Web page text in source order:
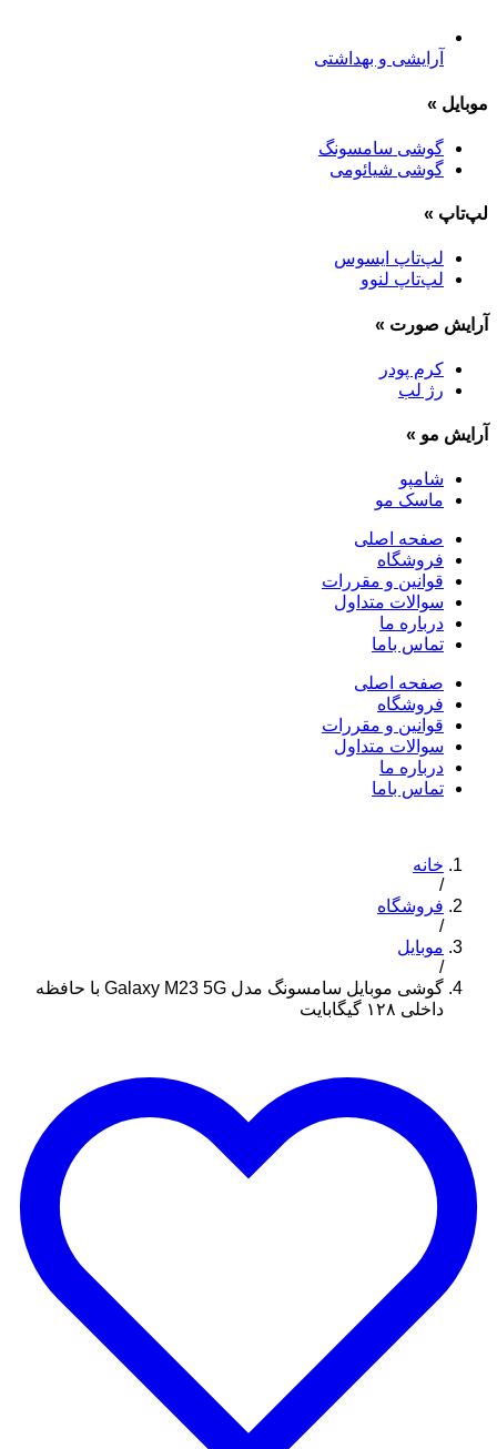
آرایشی و بهداشتی
موبایل »
گوشی سامسونگ
گوشی شیائومی
لپ‌تاپ »
لپ‌تاپ ایسوس
لپ‌تاپ لنوو
آرایش صورت »
کرم پودر
رژ لب
آرایش مو »
شامپو
ماسک مو
صفحه اصلی
فروشگاه
قوانین و مقررات
سوالات متداول
درباره ما
تماس باما
صفحه اصلی
فروشگاه
قوانین و مقررات
سوالات متداول
درباره ما
تماس باما
خانه
/
فروشگاه
/
موبایل
/
گوشی موبایل سامسونگ مدل Galaxy M23 5G با حافظه
داخلی ۱۲۸ گیگابایت